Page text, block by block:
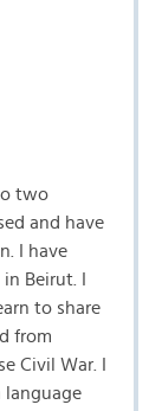
two
and have
I have
Beirut. I
to share
from
Civil War. I
language